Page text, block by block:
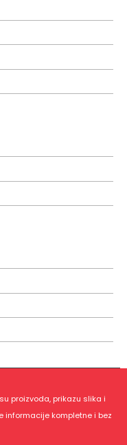
proizvoda, prikazu slika i
informacije kompletne i bez